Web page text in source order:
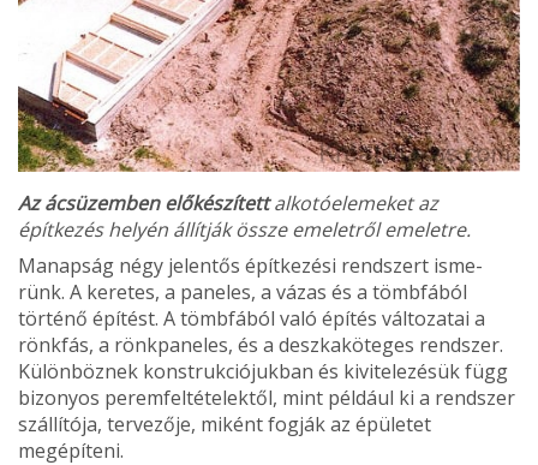
Az ácsüzemben előkészítettalkotóelemeket az
építkezés helyén állítják össze emeletről emeletre.
Manapság négy je­lentős építkezési rendszert isme­
rünk. A keretes, a paneles, a vá­zas és a tömbfából
történő épí­tést. A tömbfából való építés változatai a
rönkfás, a rönkpa­neles, és a deszkaköteges rend­szer.
Különböznek konstrukciójukban és kivitelezésük függ
bizonyos peremfeltételektől, mint például ki a rendszer
szál­lítója, tervezője, miként fog­ják az épületet
megépíteni.